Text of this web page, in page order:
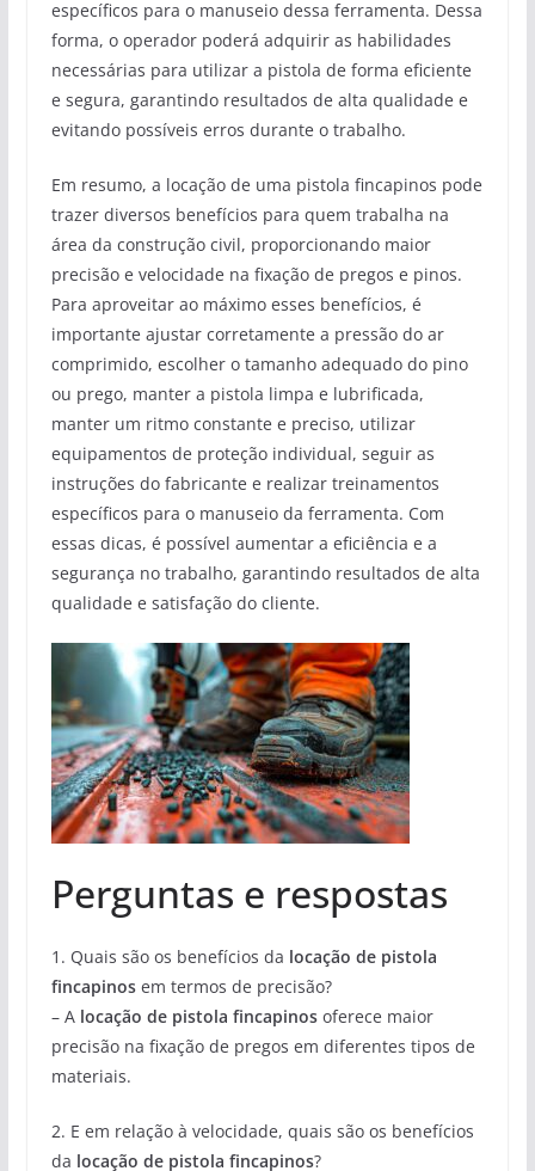
específicos para o manuseio dessa ferramenta. Dessa
forma, o operador poderá adquirir as habilidades
necessárias para utilizar a pistola de forma eficiente
e segura, garantindo resultados de alta qualidade e
evitando possíveis erros durante o trabalho.
Em resumo, a locação de uma pistola fincapinos pode
trazer diversos benefícios para quem trabalha na
área da construção civil, proporcionando maior
precisão e velocidade na fixação de pregos e pinos.
Para aproveitar ao máximo esses benefícios, é
importante ajustar corretamente a pressão do ar
comprimido, escolher o tamanho adequado do pino
ou prego, manter a pistola limpa e lubrificada,
manter um ritmo constante e preciso, utilizar
equipamentos de proteção individual, seguir as
instruções do fabricante e realizar treinamentos
específicos para o manuseio da ferramenta. Com
essas dicas, é possível aumentar a eficiência e a
segurança no trabalho, garantindo resultados de alta
qualidade e satisfação do cliente.
Perguntas e respostas
1. Quais são os benefícios da locação de pistola
fincapinosem termos de precisão?
– A locação de pistola fincapinosoferece maior
precisão na fixação de pregos em diferentes tipos de
materiais.
2. E em relação à velocidade, quais são os benefícios
da locação de pistola fincapinos?